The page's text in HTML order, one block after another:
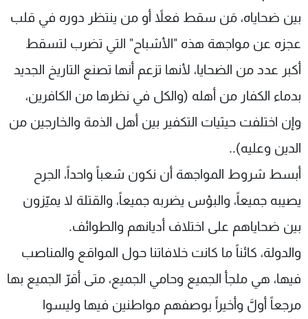
بين ضحاياه، مَن سقط فعلاً أو من ينتظر دوره في قلب
عجزه عن مواجهة هذه "الأشباح" التي تضرب لتسقط
أكبر عدد من الضحايا، لأنها تزعم أنها تصنع التاريخ الجديد
بدماء الكفار من أهله (والكل في نظرها من الكافرين،
وإن اختلفت حيثيات التكفير بين أهل الذمة والخارجين من
الدين وعليه)..
أبسط شروط المواجهة أن نكون شعباً واحداً، الجرح
يصيبه جميعاً، والبؤس يضربه جميعاً، والقتلة لا يميّزون
بين ضحاياهم على اختلاف أديانهم والطوائف.
والدولة، كائناً ما كانت خلافاتنا حول المواقع والمناصب
فيها، هي ملجأ الجميع وحامي الجميع، متى أقرّ الجميع بها
مرجعاً أولَّ وأخيراً بوصفهم مواطنين فيها وليسوا